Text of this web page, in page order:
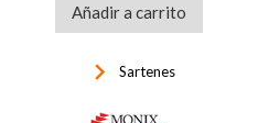
Añadir a carrito
keyboard_arrow_right Sartenes